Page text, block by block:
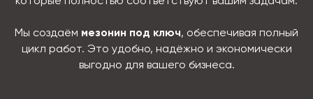
Мы создаём мезонин под ключ, обеспечивая полный
цикл работ. Это удобно, надёжно и экономически
выгодно для вашего бизнеса.